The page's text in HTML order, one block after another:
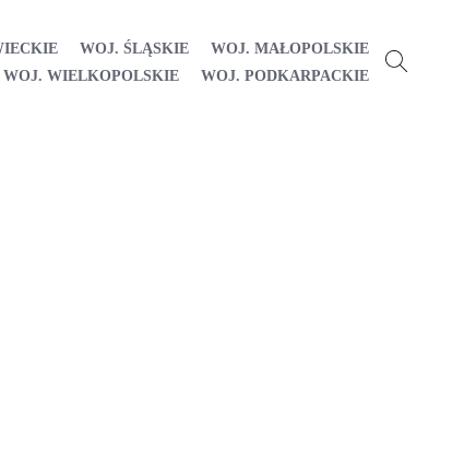
WOJ. ŚLĄSKIE
WOJ. MAŁOPOLSKIE
WOJ. WIELKOPOLSKIE
WOJ. PODKARPACKIE